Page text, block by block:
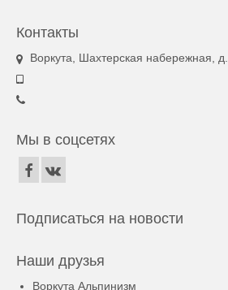
Контакты
Воркута, Шахтерская набережная, д.
Мы в соцсетях
Подписаться на новости
Наши друзья
Воркута Альпинизм